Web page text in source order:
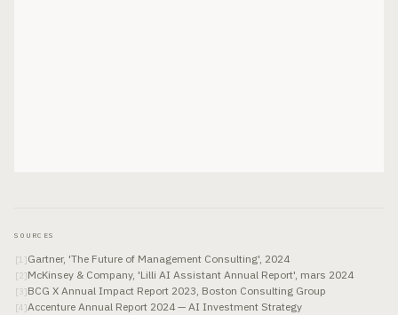
SOURCES
[1 ]Gartner, 'The Future of Management Consulting', 2024
[2]McKinsey & Company, 'Lilli AI Assistant Annual Report', mars 2024
[ 3]BCG X Annual Impact Report 2023, Boston Consulting Group
[4 ]Accenture Annual Report 2024 — AI Investment Strategy